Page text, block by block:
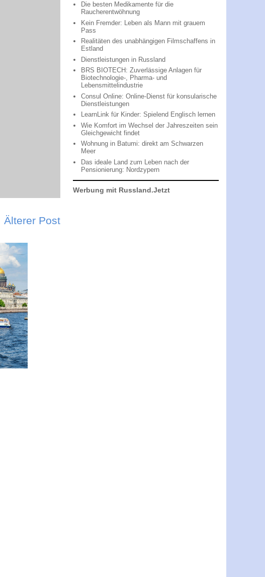
Älterer Post
Die besten Medikamente für die
Raucherentwöhnung
Kein Fremder: Leben als Mann mit grauem
Pass
Realitäten des unabhängigen Filmschaffens in
Estland
Dienstleistungen in Russland
BRS BIOTECH: Zuverlässige Anlagen für
Biotechnologie-, Pharma- und
Lebensmittelindustrie
Consul Online: Online-Dienst für konsularische
Dienstleistungen
LearnLink für Kinder: Spielend Englisch lernen
Wie Komfort im Wechsel der Jahreszeiten sein
Gleichgewicht findet
Wohnung in Batumi: direkt am Schwarzen
Meer
Das ideale Land zum Leben nach der
Pensionierung: Nordzypern
Werbung mit Russland.Jetzt